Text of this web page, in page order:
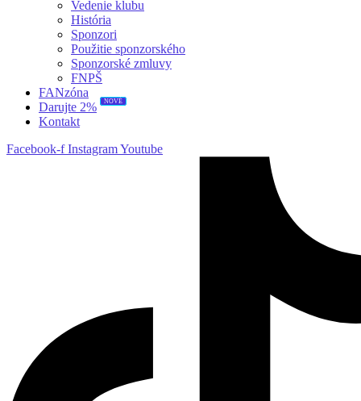
Vedenie klubu
História
Sponzori
Použitie sponzorského
Sponzorské zmluvy
FNPŠ
FANzóna
Darujte 2%
NOVÉ
Kontakt
Facebook-f InstagramYoutube